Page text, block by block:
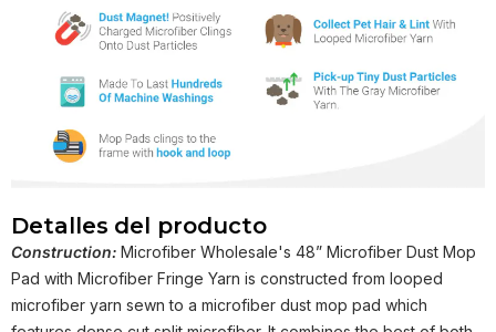
Detalles del producto
Construction: Microfiber Wholesale's 48” Microfiber Dust Mop
Pad with Microfiber Fringe Yarn is constructed from looped
microfiber yarn sewn to a microfiber dust mop pad which